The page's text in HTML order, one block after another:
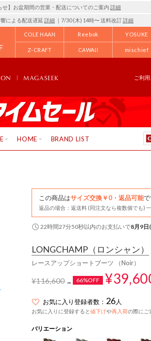
せ】お盆期間の営業・配送についてのご案内 詳細
による配送遅延 詳細 ｜7/30 (木) 14時〜 送料改訂詳細
COLE HAAN Reebok YOSUKE
Z-CRAFT CAWAII mischief
MAGASEEK ご利
HOME BRAND LIST
この商品はサイズ交換￥0・返品可能
返品の場合：返送料 (同注文なら複数個でも)
22時間27分50秒以内のお支払いで8月9日
LONGCHAMP （ロンシャン）
レースアップショートブーツ （Noir）
¥116,600→ 66%OFF
お気に入り登録者数： 26人
お気に入りに登録すると値下げや再入荷の際にご
バリエーション